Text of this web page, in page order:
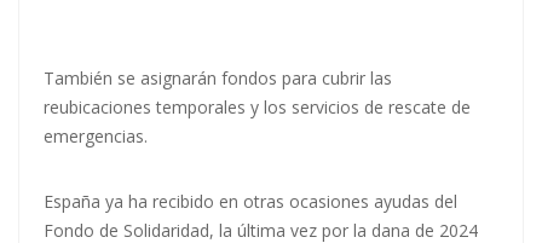
También se asignarán fondos para cubrir las
reubicaciones temporales y los servicios de rescate de
emergencias.
España ya ha recibido en otras ocasiones ayudas del
Fondo de Solidaridad, la última vez por la dana de 2024